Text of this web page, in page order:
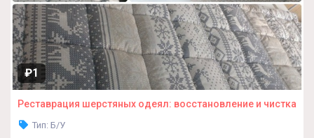
₽1
Реставрация шерстяных одеял: восстановление и чистка
Тип: Б/У